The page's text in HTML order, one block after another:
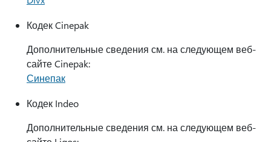
Кодек Cinepak
Дополнительные сведения см. на следующем веб-
сайте Cinepak:
Синепак
Кодек Indeo
Дополнительные сведения см. на следующем веб-